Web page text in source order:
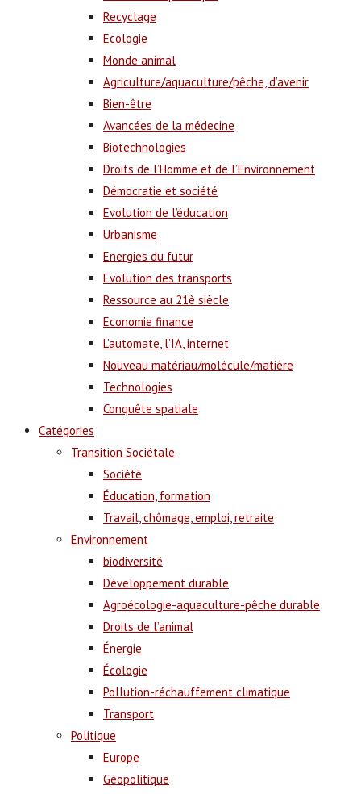
Recyclage
Ecologie
Monde animal
Agriculture/aquaculture/pêche, d’avenir
Bien-être
Avancées de la médecine
Biotechnologies
Droits de l’Homme et de l’Environnement
Démocratie et société
Evolution de l’éducation
Urbanisme
Energies du futur
Evolution des transports
Ressource au 21è siècle
Economie finance
L’automate, l’IA, internet
Nouveau matériau/molécule/matière
Technologies
Conquête spatiale
Catégories
Transition Sociétale
Société
Éducation, formation
Travail, chômage, emploi, retraite
Environnement
biodiversité
Développement durable
Agroécologie-aquaculture-pêche durable
Droits de l’animal
Énergie
Écologie
Pollution-réchauffement climatique
Transport
Politique
Europe
Géopolitique